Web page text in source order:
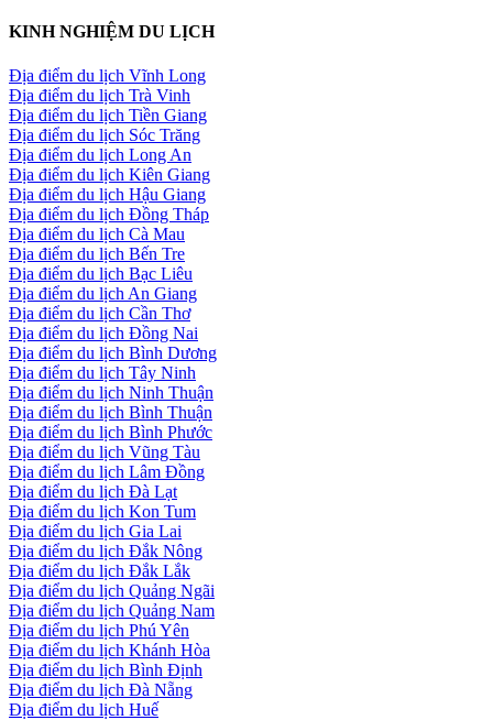
KINH NGHIỆM DU LỊCH
Địa điểm du lịch Vĩnh Long
Địa điểm du lịch Trà Vinh
Địa điểm du lịch Tiền Giang
Địa điểm du lịch Sóc Trăng
Địa điểm du lịch Long An
Địa điểm du lịch Kiên Giang
Địa điểm du lịch Hậu Giang
Địa điểm du lịch Đồng Tháp
Địa điểm du lịch Cà Mau
Địa điểm du lịch Bến Tre
Địa điểm du lịch Bạc Liêu
Địa điểm du lịch An Giang
Địa điểm du lịch Cần Thơ
Địa điểm du lịch Đồng Nai
Địa điểm du lịch Bình Dương
Địa điểm du lịch Tây Ninh
Địa điểm du lịch Ninh Thuận
Địa điểm du lịch Bình Thuận
Địa điểm du lịch Bình Phước
Địa điểm du lịch Vũng Tàu
Địa điểm du lịch Lâm Đồng
Địa điểm du lịch Đà Lạt
Địa điểm du lịch Kon Tum
Địa điểm du lịch Gia Lai
Địa điểm du lịch Đắk Nông
Địa điểm du lịch Đắk Lắk
Địa điểm du lịch Quảng Ngãi
Địa điểm du lịch Quảng Nam
Địa điểm du lịch Phú Yên
Địa điểm du lịch Khánh Hòa
Địa điểm du lịch Bình Định
Địa điểm du lịch Đà Nẵng
Địa điểm du lịch Huế